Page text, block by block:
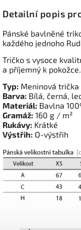
Detailní popis
Pánské bavlněné
každého jednoho
Tričko s vysoce
a příjemný k
Typ: Meninová trička
Barva: Bílá, černá,
Materiál: Bavlna
Gramáž: 160 g / m²
Rukávy: Krátké
Výstřih: O-výstřih